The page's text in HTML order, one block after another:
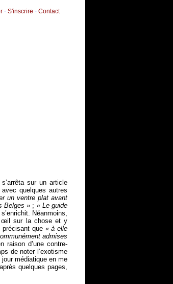
- S'inscrire - Contact
sur un article
quelques autres
un ventre plat avant
Belges » ; « Le guide
Néanmoins,
œil sur la chose et y
que « à elle
admises
raison d’une contre-
de noter l’exotisme
médiatique en me
quelques pages,